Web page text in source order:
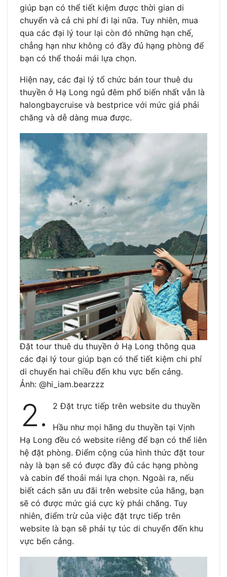
giúp bạn có thể tiết kiệm được thời gian di
chuyển và cả chi phí đi lại nữa. Tuy nhiên, mua
qua các đại lý tour lại còn đó những hạn chế,
chẳng hạn như không có đầy đủ hạng phòng để
bạn có thể thoải mái lựa chọn.
Hiện nay, các đại lý tổ chức bán tour thuê du
thuyền ở Hạ Long ngủ đêm phổ biến nhất vẫn là
halongbaycruise và bestprice với mức giá phải
chăng và dễ dàng mua được.
Đặt tour thuê du thuyền ở Hạ Long thông qua
các đại lý tour giúp bạn có thể tiết kiệm chi phí
di chuyển hai chiều đến khu vực bến cảng.
Ảnh: @hi_iam.bearzzz
2. 2 Đặt trực tiếp trên website du thuyền
Hầu như mọi hãng du thuyền tại Vịnh
Hạ Long đều có website riêng để bạn có thể liên
hệ đặt phòng. Điểm cộng của hình thức đặt tour
này là bạn sẽ có được đầy đủ các hạng phòng
và cabin để thoải mái lựa chọn. Ngoài ra, nếu
biết cách săn ưu đãi trên website của hãng, bạn
sẽ có được mức giá cực kỳ phải chăng. Tuy
nhiên, điểm trừ của việc đặt trực tiếp trên
website là bạn sẽ phải tự túc di chuyển đến khu
vực bến cảng.